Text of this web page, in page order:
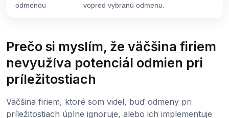
odmenou
vopred vybranú odmenu.
Prečo si myslím, že väčšina firiem
nevyužíva potenciál odmien pri
príležitostiach
Väčšina firiem, ktoré som videl, buď odmeny pri
príležitostiach úplne ignoruje, alebo ich implementuje